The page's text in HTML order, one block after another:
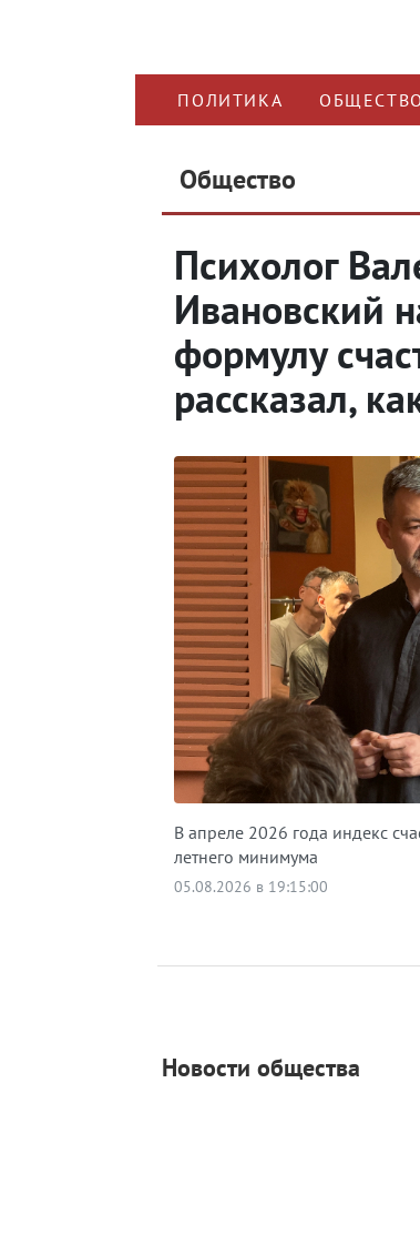
ПОЛИТИКА ОБЩЕСТВО
Общество
Психолог
Ивановский
формулу
рассказал,
В апреле 2026 года индекс
летнего минимума
05.08.2026 в 19:15:00
Новости общества